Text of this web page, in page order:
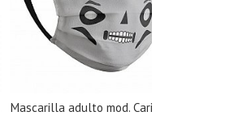
​Mascarilla adulto mod. Caritas...